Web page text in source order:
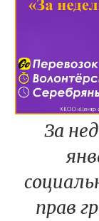
За
прав